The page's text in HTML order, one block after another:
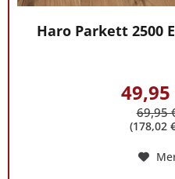
Haro Parkett 2500
69,95
(178,02